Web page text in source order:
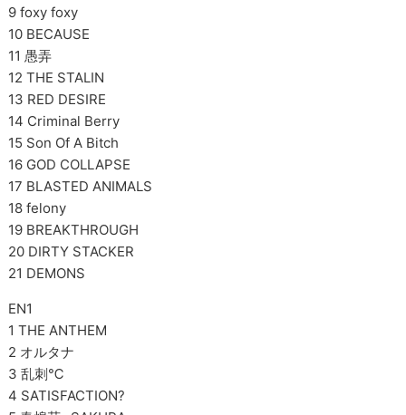
9 foxy foxy
10 BECAUSE
11 愚弄
12 THE STALIN
13 RED DESIRE
14 Criminal Berry
15 Son Of A Bitch
16 GOD COLLAPSE
17 BLASTED ANIMALS
18 felony
19 BREAKTHROUGH
20 DIRTY STACKER
21 DEMONS
EN1
1 THE ANTHEM
2 オルタナ
3 乱刺℃
4 SATISFACTION?